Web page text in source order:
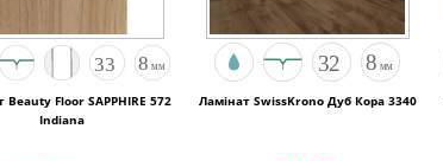
Beauty Floor SAPPHIRE 572
Indiana
Ламінат SwissKrono Дуб Кора 3340